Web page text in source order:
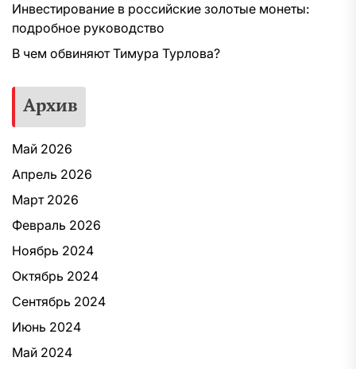
Инвестирование в российские золотые монеты:
подробное руководство
В чем обвиняют Тимура Турлова?
Архив
Май 2026
Апрель 2026
Март 2026
Февраль 2026
Ноябрь 2024
Октябрь 2024
Сентябрь 2024
Июнь 2024
Май 2024